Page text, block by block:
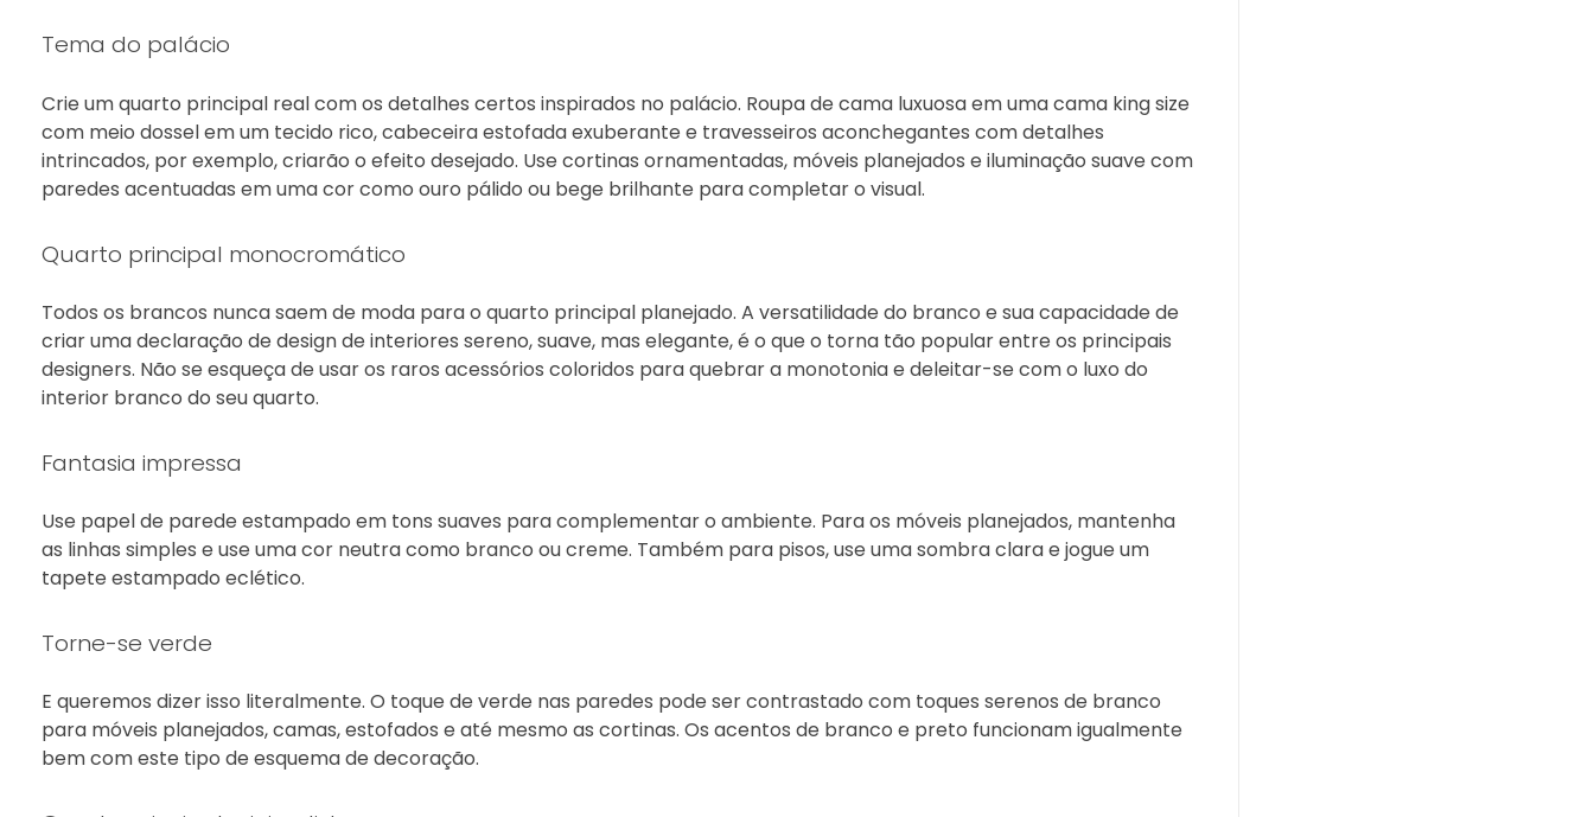
Tema do palácio
Crie um quarto principal real com os detalhes certos inspirados no palácio. Roupa de cama luxuosa em uma cama king size
com meio dossel em um tecido rico, cabeceira estofada exuberante e travesseiros aconchegantes com detalhes
intrincados, por exemplo, criarão o efeito desejado. Use cortinas ornamentadas, móveis planejados e iluminação suave com
paredes acentuadas em uma cor como ouro pálido ou bege brilhante para completar o visual.
Quarto principal monocromático
Todos os brancos nunca saem de moda para o quarto principal planejado. A versatilidade do branco e sua capacidade de
criar uma declaração de design de interiores sereno, suave, mas elegante, é o que o torna tão popular entre os principais
designers. Não se esqueça de usar os raros acessórios coloridos para quebrar a monotonia e deleitar-se com o luxo do
interior branco do seu quarto.
Fantasia impressa
Use papel de parede estampado em tons suaves para complementar o ambiente. Para os móveis planejados, mantenha
as linhas simples e use uma cor neutra como branco ou creme. Também para pisos, use uma sombra clara e jogue um
tapete estampado eclético.
Torne-se verde
E queremos dizer isso literalmente. O toque de verde nas paredes pode ser contrastado com toques serenos de branco
para móveis planejados, camas, estofados e até mesmo as cortinas. Os acentos de branco e preto funcionam igualmente
bem com este tipo de esquema de decoração.